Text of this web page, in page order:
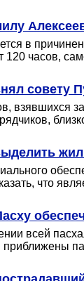
в
120 часов,
совету
взявшихся
что
всей
приближены